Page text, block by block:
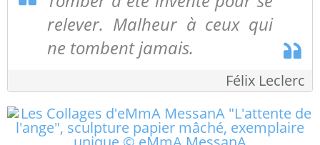
relever. Malheur à ceux qui
ne tombent jamais.
Félix Leclerc